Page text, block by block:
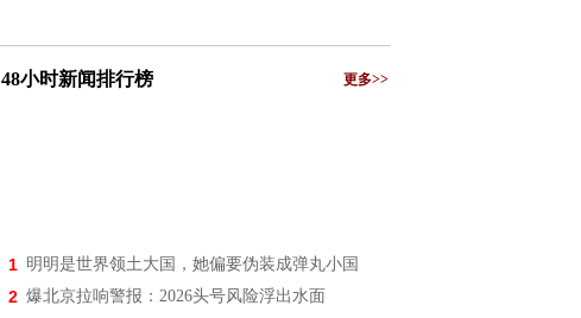
48小时新闻排行榜 更多>>
1 明明是世界领土大国，她偏要伪装成弹丸小国
2 爆北京拉响警报：2026头号风险浮出水面